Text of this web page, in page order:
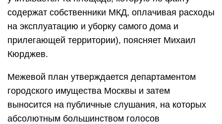
содержат собственники МКД, оплачивая расходы
на эксплуатацию и уборку самого дома и
прилегающей территории), поясняет Михаил
Кюрджев.
Межевой план утверждается департаментом
городского имущества Москвы и затем
выносится на публичные слушания, на которых
абсолютным большинством голосов